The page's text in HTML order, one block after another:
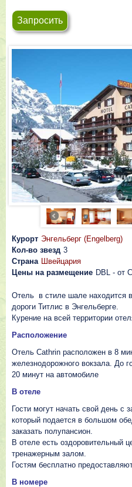
Запросить
Курорт Энгельберг (Engelberg)
Кол-во звезд 3
Страна Швейцария
Цены на размещение DBL - oт
Отель в стиле шале находится
дороги Титлис в Энгельберге.
Курение на всей территории
Расположение
Отель Cathrin расположен в 8
железнодорожного вокзала. До
20 минут на автомобиле
В отеле
Гости могут начать свой день с
который подается в большом
заказать полупансион.
В отеле есть оздоровительный
тренажерным залом.
Гостям бесплатно
В номере